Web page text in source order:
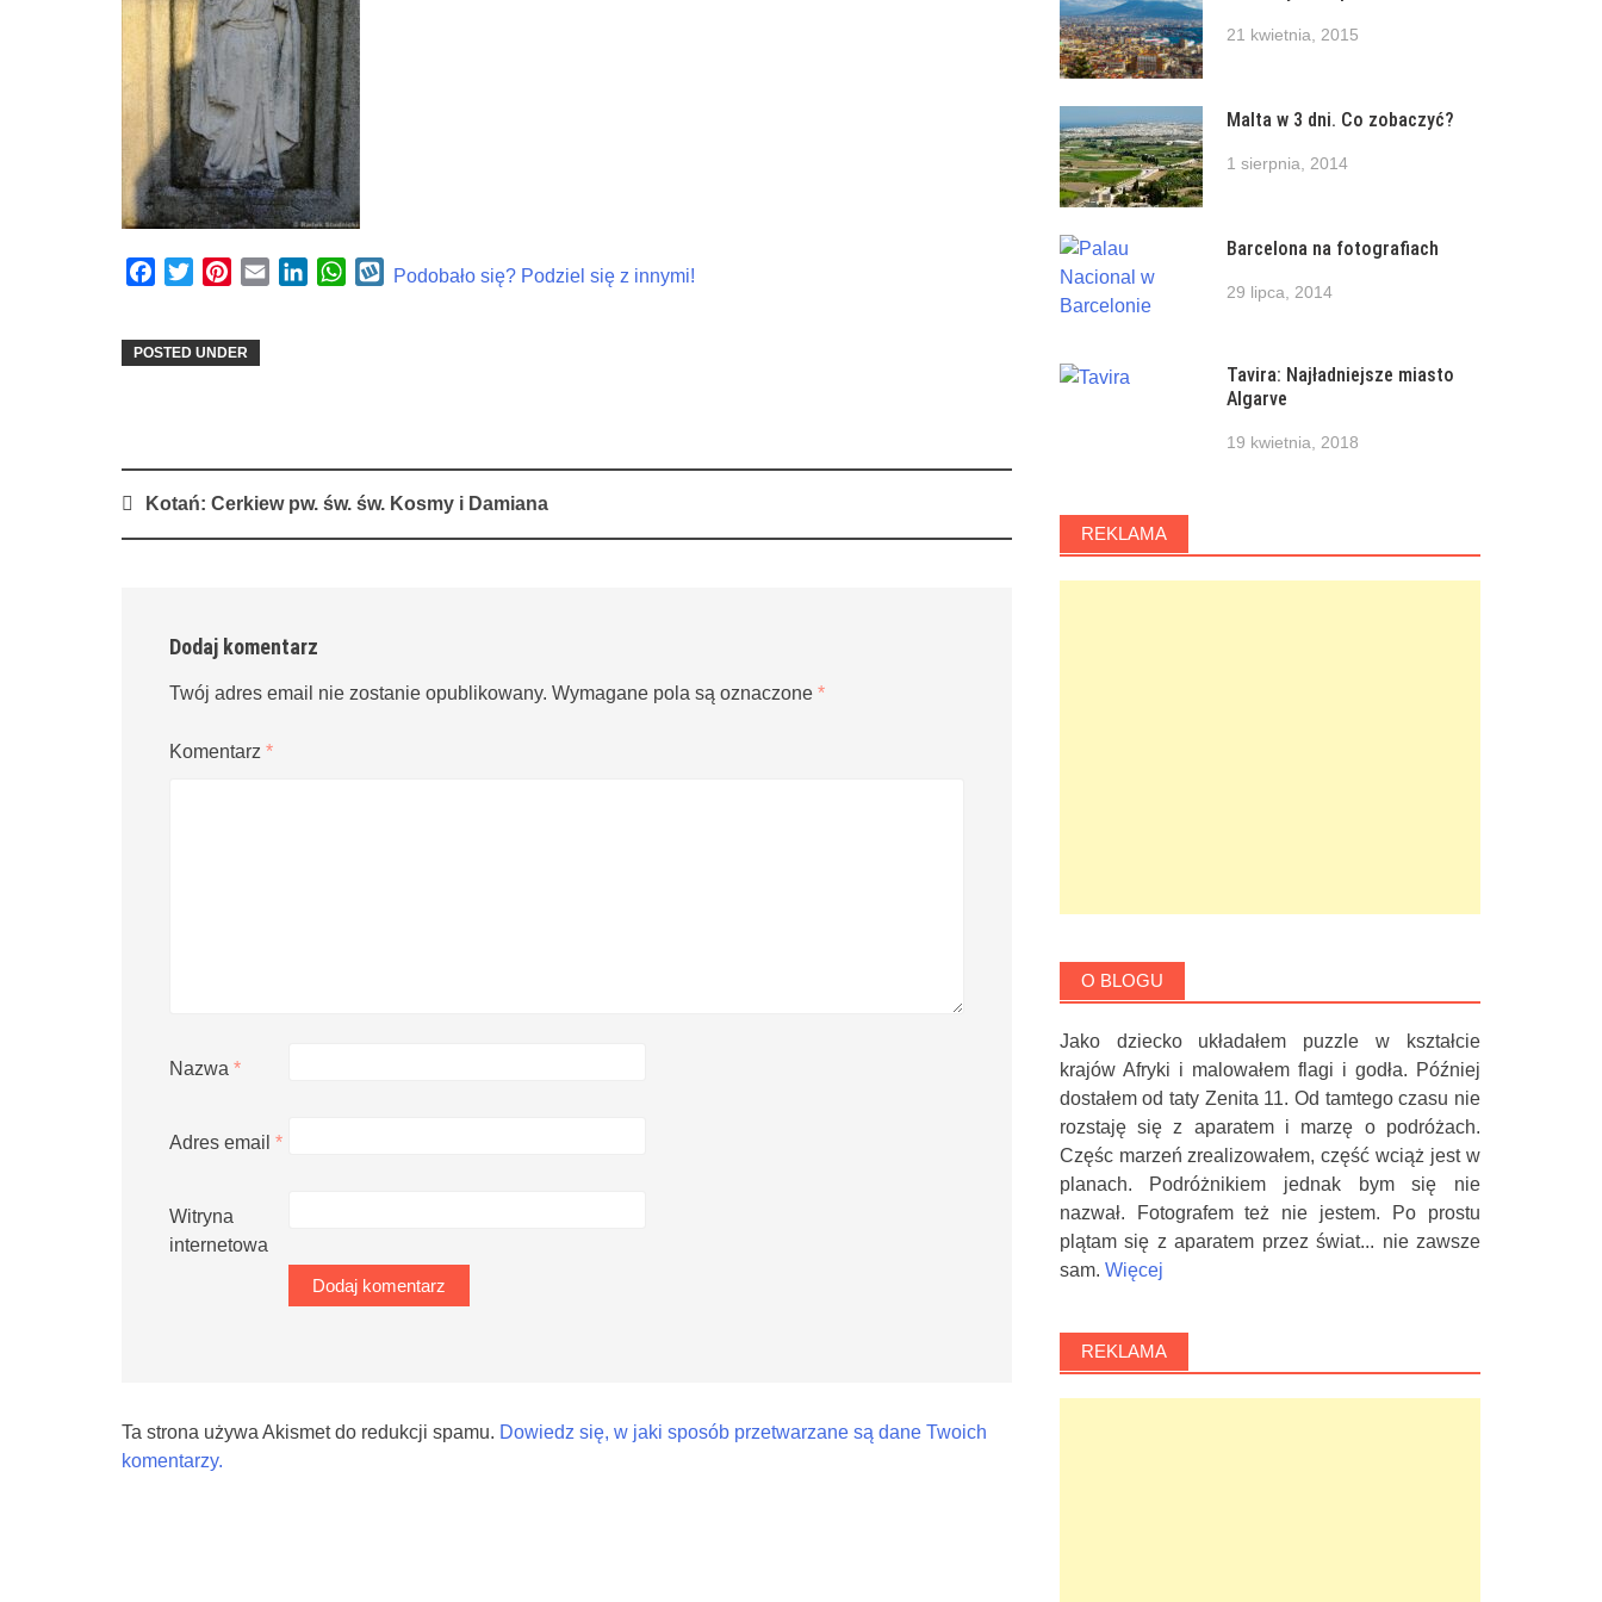
Facebook
TwitterPinterest
Email LinkedInWhatsApp
Wykop
Podobało się? Podziel się z innymi!
POSTED UNDER
PostKotań: Cerkiew pw. św. św. Kosmy i Damiana
Dodaj komentarz
Twój adres email nie zostanie opublikowany. Wymagane pola są oznaczone *
Komentarz *
Nazwa *
Adres email *
Witryna
internetowa
Ta strona używa Akismet do redukcji spamu. Dowiedz się, w jaki sposób przetwarzane są dane Twoich
komentarzy.
21 kwietnia, 2015
Malta w 3 dni. Co zobaczyć?
1 sierpnia, 2014
Barcelona na fotografiach
29 lipca, 2014
Tavira: Najładniejsze miasto
Algarve
19 kwietnia, 2018
REKLAMA
O BLOGU
Jako dziecko układałem puzzle w kształcie
krajów Afryki i malowałem flagi i godła. Później
dostałem od taty Zenita 11. Od tamtego czasu nie
rozstaję się z aparatem i marzę o podróżach.
Częśc marzeń zrealizowałem, część wciąż jest w
planach. Podróżnikiem jednak bym się nie
nazwał. Fotografem też nie jestem. Po prostu
plątam się z aparatem przez świat... nie zawsze
sam. Więcej
REKLAMA